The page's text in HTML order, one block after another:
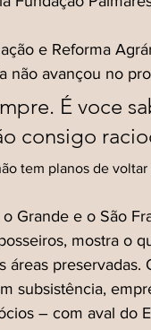
e Reforma
não avançou no
É voce
consigo
tem planos de voltar
Grande e o São
mostra o
áreas
subsistência,
– com aval do